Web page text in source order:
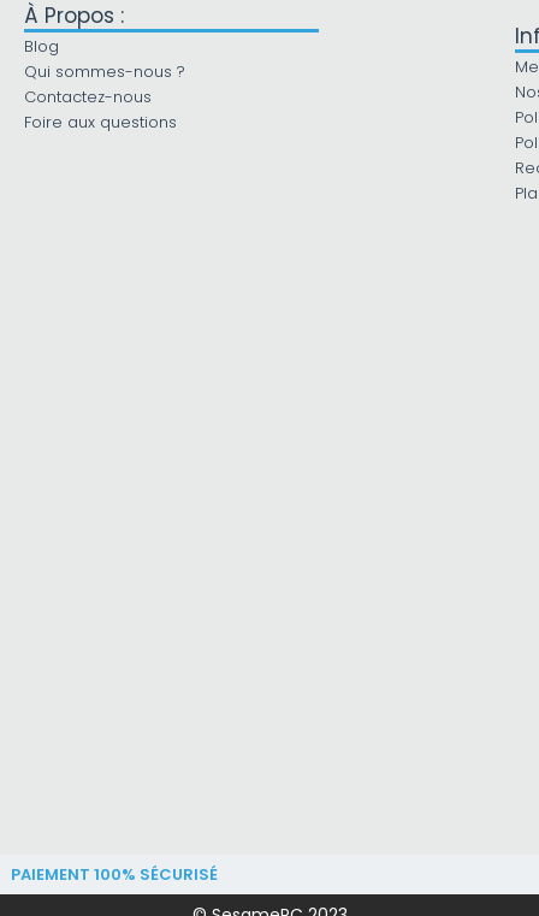
À Propos :
Blog
Qui sommes-nous ?
Contactez-nous
Foire aux questions
PAIEMENT 100% SÉCURISÉ